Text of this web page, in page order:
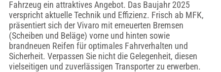
Fahrzeug ein attraktives Angebot. Das Baujahr 2025
verspricht aktuelle Technik und Effizienz. Frisch ab MFK,
präsentiert sich der Vivaro mit erneuerten Bremsen
(Scheiben und Beläge) vorne und hinten sowie
brandneuen Reifen für optimales Fahrverhalten und
Sicherheit. Verpassen Sie nicht die Gelegenheit, diesen
vielseitigen und zuverlässigen Transporter zu erwerben.